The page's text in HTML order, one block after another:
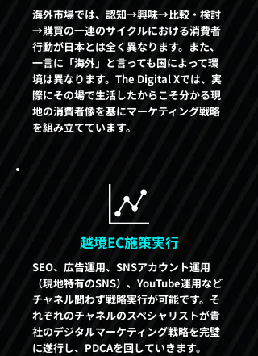
海外市場では、認知→興味→比較・検討
→購買の一連のサイクルにおける消費者
行動が日本とは全く異なります。また、
一言に「海外」と言っても国によって環
境は異なります。The Digital Xでは、実
際にその場で生活したからこそ分かる現
地の消費者像を基にマーケティング戦略
を組み立てています。
越境EC施策実行
SEO、広告運用、SNSアカウント運用
（現地特有のSNS）、YouTube運用など
チャネル問わず戦略実行が可能です。そ
れぞれのチャネルのスペシャリストが貴
社のデジタルマーケティング戦略を完璧
に遂行し、PDCAを回していきます。